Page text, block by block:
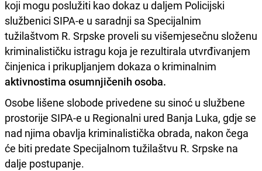
koji mogu poslužiti kao dokaz u daljem Policijski
službenici SIPA-e u saradnji sa Specijalnim
tužilaštvom R. Srpske proveli su višemjesečnu složenu
kriminalističku istragu koja je rezultirala utvrđivanjem
činjenica i prikupljanjem dokaza o kriminalnim
aktivnostima osumnjičenih osoba.
Osobe lišene slobode privedene su sinoć u službene
prostorije SIPA-e u Regionalni ured Banja Luka, gdje se
nad njima obavlja kriminalistička obrada, nakon čega
će biti predate Specijalnom tužilaštvu R. Srpske na
dalje postupanje.